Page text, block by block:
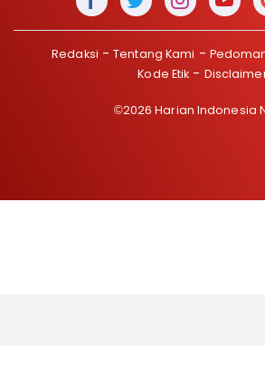
Redaksi Tentang Kami
Kode Etik
©2026 Harian Indonesia